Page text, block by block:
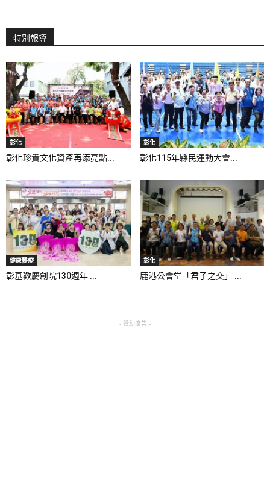
特別報導
彰化
彰化珍貴文化資產再添亮點...
彰化
彰化115年縣民運動大會...
健康醫療
彰基歡慶創院130週年 ...
彰化
鹿港公會堂「君子之交」 ...
- 贊助廣告 -